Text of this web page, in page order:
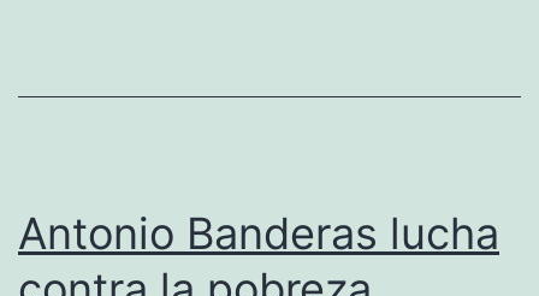
Antonio Banderas lucha